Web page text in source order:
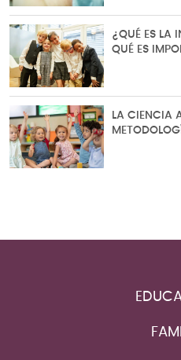
¿QUÉ ES LA
QUÉ ES
LA CIENCIA